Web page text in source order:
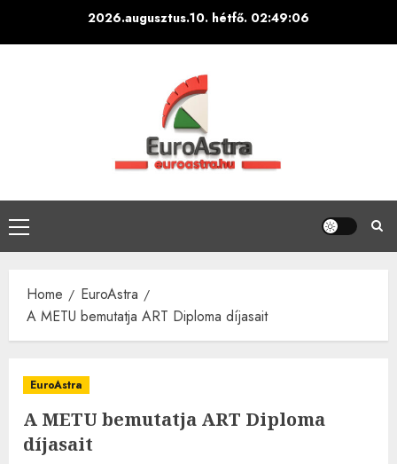
2026.augusztus.10. hétfő. 02:49:07
Primary
Menu
Home
EuroAstra
A METU bemutatja ART Diploma díjasait
EuroAstra
A METU bemutatja ART Diploma
díjasait